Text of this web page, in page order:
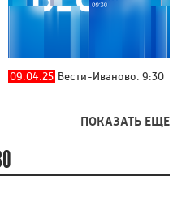
09.04.25 Вести-Иваново. 9:30
ПОКАЗАТЬ ЕЩЕ